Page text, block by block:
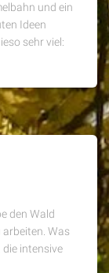
und ein
Ideen
sehr viel:
den Wald
arbeiten. Was
die intensive